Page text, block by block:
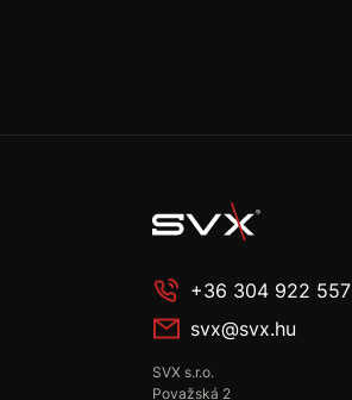
+36 304 922 557
svx@svx.hu
SVX s.r.o.
Považská 2